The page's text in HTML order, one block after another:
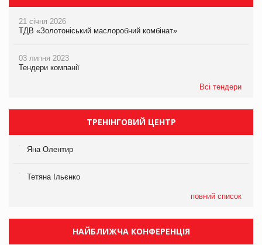
21 січня 2026
ТДВ «Золотоніський маслоробний комбінат»
03 липня 2023
Тендери компанії
Всі тендери
ТРЕНІНГОВИЙ ЦЕНТР
Яна Олентир
Тетяна Ільєнко
повний список
НАЙБЛИЖЧА КОНФЕРЕНЦІЯ